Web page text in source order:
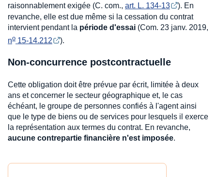
raisonnablement exigée (C. com., art. L. 134-13
). En
revanche, elle est due même si la cessation du contrat
intervient pendant la période d'essai (Com. 23 janv. 2019,
no 15-14.212 ).
Non-concurrence postcontractuelle
Cette obligation doit être prévue par écrit, limitée à deux
ans et concerner le secteur géographique et, le cas
échéant, le groupe de personnes confiés à l'agent ainsi
que le type de biens ou de services pour lesquels il exerce
la représentation aux termes du contrat. En revanche,
aucune contrepartie financière n'est imposée.